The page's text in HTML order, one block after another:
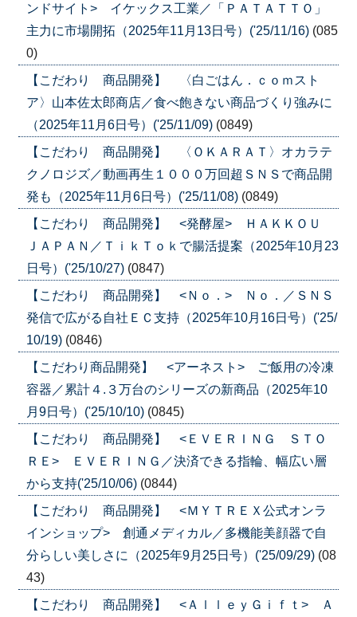
ンドサイト> イケックス工業／「ＰＡＴＡＴＴＯ」
主力に市場開拓（2025年11月13日号）('25/11/16) (085
0)
【こだわり 商品開発】 〈白ごはん．ｃｏｍスト
ア〉山本佐太郎商店／食べ飽きない商品づくり強みに
（2025年11月6日号）('25/11/09) (0849)
【こだわり 商品開発】 〈ＯＫＡＲＡＴ〉オカラテ
クノロジズ／動画再生１０００万回超ＳＮＳで商品開
発も（2025年11月6日号）('25/11/08) (0849)
【こだわり 商品開発】 <発酵屋> ＨＡＫＫＯＵ
ＪＡＰＡＮ／ＴｉｋＴｏｋで腸活提案（2025年10月23
日号）('25/10/27) (0847)
【こだわり 商品開発】 <Ｎｏ．> Ｎｏ．／ＳＮＳ
発信で広がる自社ＥＣ支持（2025年10月16日号）('25/
10/19) (0846)
【こだわり商品開発】 <アーネスト> ご飯用の冷凍
容器／累計４.３万台のシリーズの新商品（2025年10
月9日号）('25/10/10) (0845)
【こだわり 商品開発】 <ＥＶＥＲＩＮＧ ＳＴＯ
ＲＥ> ＥＶＥＲＩＮＧ／決済できる指輪、幅広い層
から支持('25/10/06) (0844)
【こだわり 商品開発】 <ＭＹＴＲＥＸ公式オンラ
インショップ> 創通メディカル／多機能美顔器で自
分らしい美しさに（2025年9月25日号）('25/09/29) (08
43)
【こだわり 商品開発】 <ＡｌｌｅｙＧｉｆｔ> Ａ